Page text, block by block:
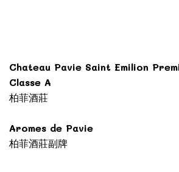
Chateau Pavie Saint Emilion
Classe A
柏菲酒莊
Aromes de Pavie
柏菲酒莊副牌